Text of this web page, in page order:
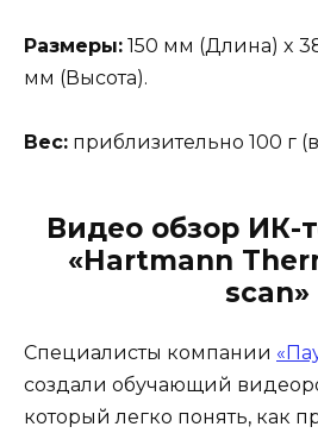
Размеры: 150 мм (Длина) x
мм (Высота).
Вес: приблизительно 100 г
Видео обзор ИК-
«Hartmann
scan»
Специалисты компании
создали обучающий
который легко понять, как